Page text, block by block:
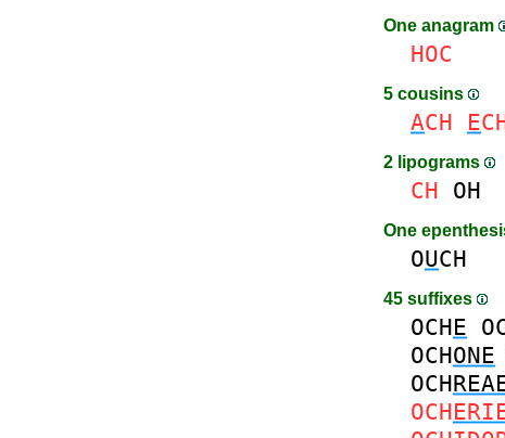
One anagram
HOC
5 cousins
ACH E
2 lipograms
CH OH
One
OUCH
45 suffixes
OCHE
OCHONE
OCH
OCH